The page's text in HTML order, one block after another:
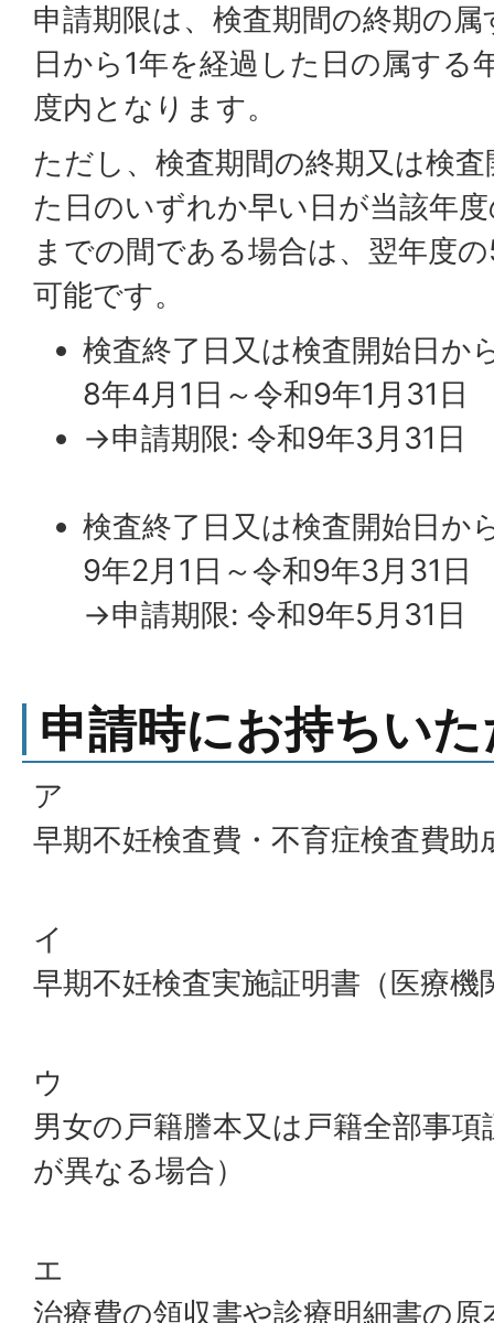
申請期限は、検査期間の終期の
日から1年を経過した日の属する
度内となります。
ただし、検査期間の終期又は検
た日のいずれか早い日が当該年
までの間である場合は、翌年度
可能です。
検査終了日又は検査開始日か
8年4月1日～令和9年1月31日
→申請期限: 令和9年3月31日
検査終了日又は検査開始日か
9年2月1日～令和9年3月31日
→申請期限: 令和9年5月31日
申請時にお持ちい
ア
早期不妊検査費・不育症検査費助
イ
早期不妊検査実施証明書（医療機
ウ
男女の戸籍謄本又は戸籍全部事
が異なる場合）
エ
治療費の領収書や診療明細書の原